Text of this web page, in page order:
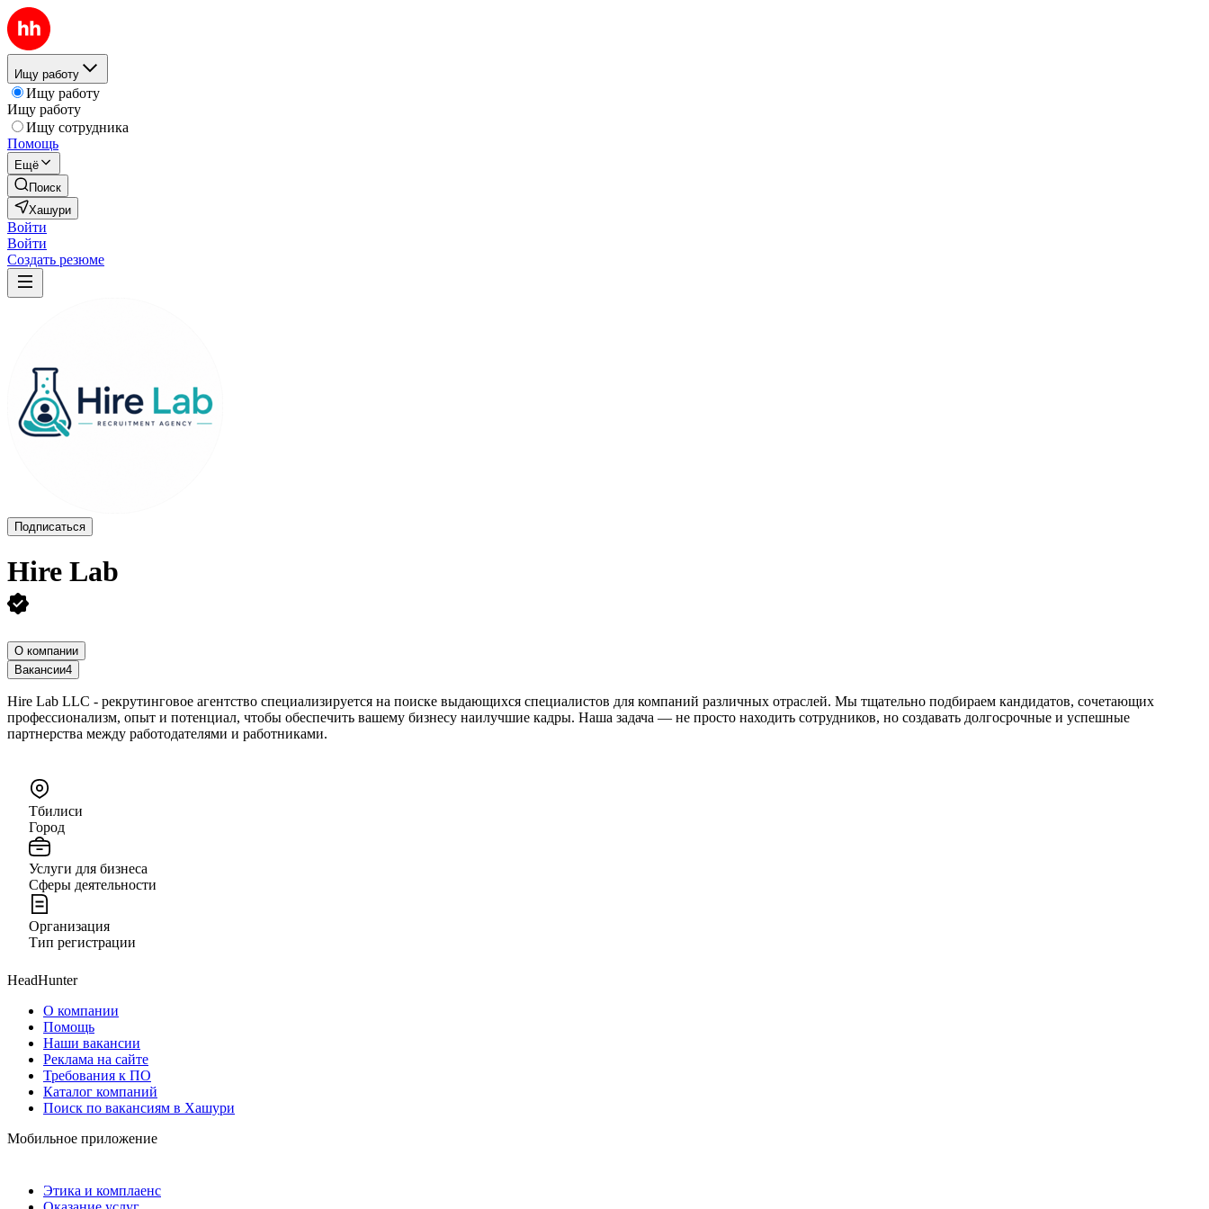
Ищу работу
Ищу работу
Ищу работу
Ищу сотрудника
Помощь
Ещё
Поиск
Хашури
Войти
Войти
Создать резюме
Подписаться
Hire Lab
О компании
Вакансии4
Hire Lab LLC - рекрутинговое агентство специализируется на поиске выдающихся специалистов для компаний различных отраслей. Мы тщательно подбираем кандидатов, сочетающих
профессионализм, опыт и потенциал, чтобы обеспечить вашему бизнесу наилучшие кадры. Наша задача — не просто находить сотрудников, но создавать долгосрочные и успешные
партнерства между работодателями и работниками.
Тбилиси
Город
Услуги для бизнеса
Сферы деятельности
Организация
Тип регистрации
HeadHunter
О компании
Помощь
Наши вакансии
Реклама на сайте
Требования к ПО
Каталог компаний
Поиск по вакансиям в Хашури
Мобильное приложение
Этика и комплаенс